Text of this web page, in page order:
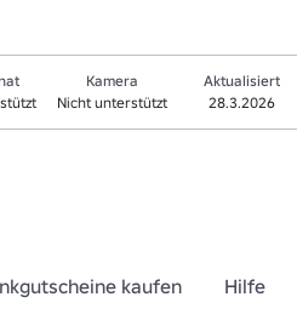
Kamera
Nicht unterstützt
Aktualisiert
28.3.2026
kaufen Hilfe